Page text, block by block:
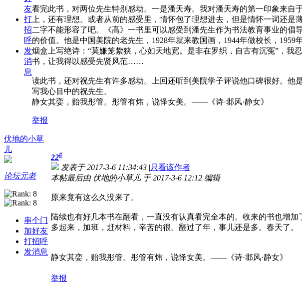
友
打
招
呼
发
消
息
看完此书，对两位先生特别感动。一是潘天寿。我对潘天寿的第一印象来
上，还有理想。或者从前的感受里，情怀包了理想进去，但是情怀一词还
二字不能形容了吧。《高》一书里可以感受到潘先生作为书法教育事业的
的价值。他是中国美院的老先生，1928年就来教国画，1944年做校长，
烟盒上写绝诗：“莫嫌笼絷狭，心如天地宽。是非在罗织，自古有沉冤”，
书，让我得以感受先贤风范……
读此书，还对祝先生有许多感动。上回还听到美院学子评说他口碑很好。
写我心目中的祝先生。
静女其娈，贻我彤管。彤管有炜，说怿女美。——《诗·邶风·静女》
举报
伏地的小草
儿
论坛元老
串个门
加好友
打招呼
发消息
22#
发表于 2017-3-6 11:34:43 |只看该作者
本帖最后由 伏地的小草儿 于 2017-3-6 12:12 编辑
原来竟有这么久没来了。
陆续也有好几本书在翻看，一直没有认真看完全本的。收来的书也增
多起来，加班，赶材料，辛苦的很。翻过了年，事儿还是多。春天了。
静女其娈，贻我彤管。彤管有炜，说怿女美。——《诗·邶风·静女》
举报